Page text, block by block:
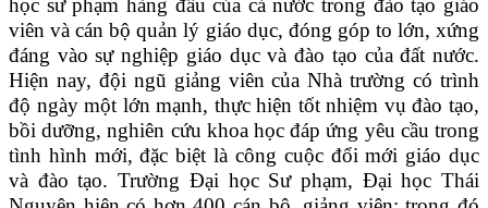
học sư phạm hàng đầu của cả nước trong đào tạo giáo
viên và cán bộ quản lý giáo dục, đóng góp to lớn, xứng
đáng vào sự nghiệp giáo dục và đào tạo của đất nước.
Hiện nay, đội ngũ giảng viên của Nhà trường có trình
độ ngày một lớn mạnh, thực hiện tốt nhiệm vụ đào tạo,
bồi dưỡng, nghiên cứu khoa học đáp ứng yêu cầu trong
tình hình mới, đặc biệt là công cuộc đổi mới giáo dục
và đào tạo. Trường Đại học Sư phạm, Đại học Thái